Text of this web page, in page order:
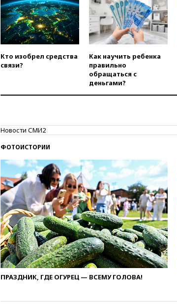
Кто изобрел средства
связи?
Как научить ребенка
правильно
обращаться с
деньгами?
Новости СМИ2
ФОТОИСТОРИИ
ПРАЗДНИК, ГДЕ ОГУРЕЦ — ВСЕМУ ГОЛОВА!